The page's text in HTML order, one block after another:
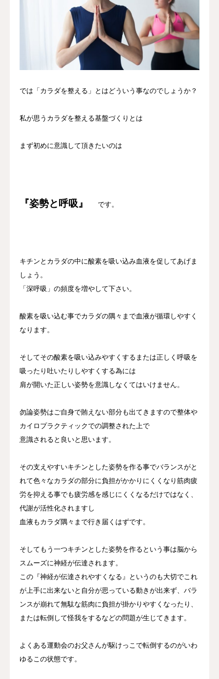
では「カラダを整える」とはどういう事なのでしょうか？
私が思うカラダを整える基盤づくりとは
まず初めに意識して頂きたいのは
『姿勢と呼吸』 です。
キチンとカラダの中に酸素を吸い込み血液を促してあげま
しょう。
「深呼吸」の頻度を増やして下さい。
酸素を吸い込む事でカラダの隅々まで血液が循環しやすく
なります。
そしてその酸素を吸い込みやすくするまたは正しく呼吸を
吸ったり吐いたりしやすくする為には
肩が開いた正しい姿勢を意識しなくてはいけません。
勿論姿勢はご自身で賄えない部分も出てきますので整体や
カイロプラクティックでの調整された上で
意識されると良いと思います。
その支えやすいキチンとした姿勢を作る事でバランスがと
れて色々なカラダの部分に負担がかかりにくくなり筋肉疲
労を抑える事でも疲労感を感じにくくなるだけではなく、
代謝が活性化されますし
血液もカラダ隅々まで行き届くはずです。
そしてもう一つキチンとした姿勢を作るという事は脳から
スムーズに神経が伝達されます。
この『神経が伝達されやすくなる』というのも大切でこれ
が上手に出来ないと自分が思っている動きが出来ず、バラ
ンスが崩れて無駄な筋肉に負担が掛かりやすくなったり、
または転倒して怪我をするなどの問題が生じてきます。
よくある運動会のお父さんが駆けっこで転倒するのがいわ
ゆるこの状態です。